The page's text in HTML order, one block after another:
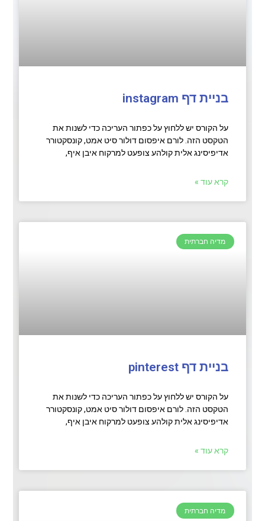
בניית דף instagram
על הקורס יש ללחוץ על כפתור העריכה כדי לשנות את
הטקסט הזה. לורם איפסום דולור סיט אמט, קונסקטורר
אדיפיסינג אלית קולהע צופעט למרקוח איבן איף,
קרא עוד »
מדיה חברתית
בניית דף pinterest
על הקורס יש ללחוץ על כפתור העריכה כדי לשנות את
הטקסט הזה. לורם איפסום דולור סיט אמט, קונסקטורר
אדיפיסינג אלית קולהע צופעט למרקוח איבן איף,
קרא עוד »
מדיה חברתית